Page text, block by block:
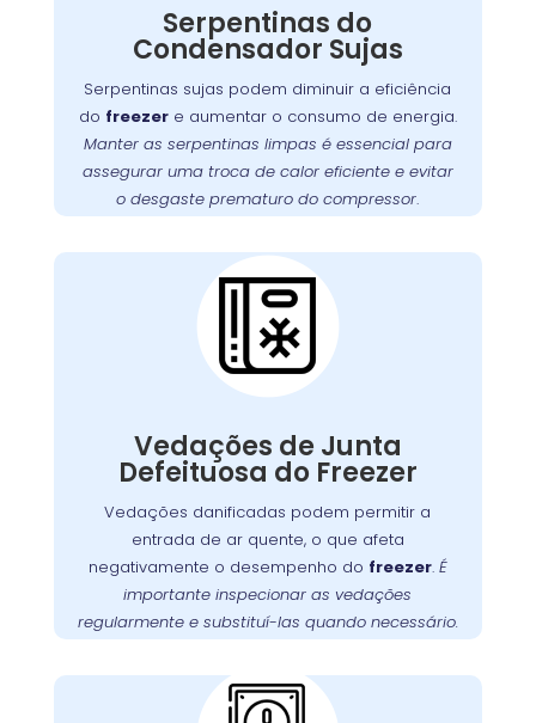
Serpentinas do
Condensador Sujas
Serpentinas sujas podem diminuir a eficiência
do freezere aumentar o consumo de energia.
Manter as serpentinas limpas é essencial para
assegurar uma troca de calor eficiente e evitar
o desgaste prematuro do compressor.
podem acumular sujeira e poeira, o que pode
comprometer a eficiência do
freezer
.
Manter
essas serpentinas limpas é fundamental para
assegurar uma troca de calor eficaz e prevenir
o desgaste prematuro do compressor
. A
Wandertec
oferece serviços especializados
de limpeza e manutenção preventiva para
garantir que seu
freezer
funcione sempre em
Vedações de Junta
Defeituosa do Freezer
Vedações danificadas podem permitir a
entrada de ar quente, o que afeta
negativamente o desempenho do freezer. É
importante inspecionar as vedações
regularmente e substituí-las quando necessário.
com as Vedações do
Freezer no
Guabirotuba
Vedações de junta com defeito são uma
de ar quente no
freezer
, obrigando o motor a
trabalhar mais para manter a temperatura
interna.
É fundamental verificar as vedações
regularmente e substituí-las quando necessário
para garantir uma vedação adequada
Wandertec
no Guabirotuba oferece serviços
de inspeção e substituição de vedações,
garantindo a eficiência energética do seu
Problemas com a